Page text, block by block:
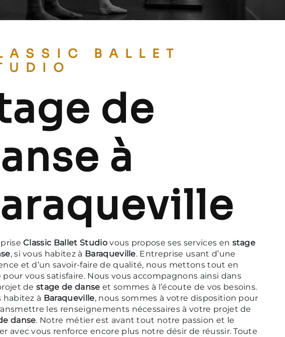
de
à
Classic Ballet Studiovous propose ses services en stage
, si vous habitez à Baraqueville. Entreprise usant d’une
et d’un savoir-faire de qualité, nous mettons tout en
pour vous satisfaire. Nous vous accompagnons ainsi dans
destage de danse et sommes à l’écoute de vos besoins.
habitez à Baraqueville, nous sommes à votre disposition pour
les renseignements nécessaires à votre projet de
danse. Notre métier est avant tout notre passion et le
avec vous renforce encore plus notre désir de réussir. Toute